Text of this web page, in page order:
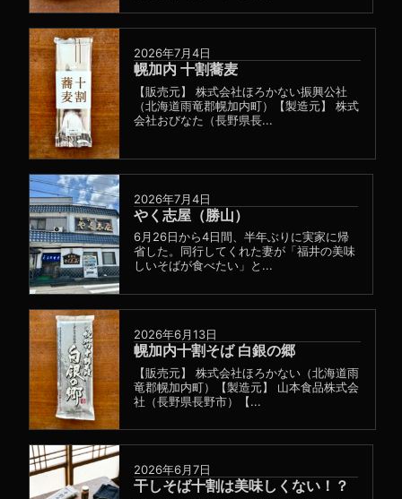
2026年7月4日
幌加内 十割蕎麦
【販売元】 株式会社ほろかない振興公社
（北海道雨竜郡幌加内町）【製造元】 株式
会社おびなた（長野県長...
2026年7月4日
やく志屋（勝山）
6月26日から4日間、半年ぶりに実家に帰
省した。同行してくれた妻が「福井の美味
しいそばが食べたい」と...
2026年6月13日
幌加内十割そば 白銀の郷
【販売元】 株式会社ほろかない（北海道雨
竜郡幌加内町）【製造元】 山本食品株式会
社（長野県長野市）【...
2026年6月7日
干しそば十割は美味しくない！？